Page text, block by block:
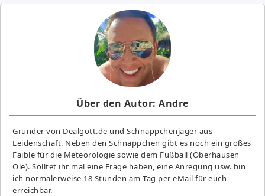
Über den Autor: Andre
Gründer von Dealgott.de und Schnäppchenjäger aus
Leidenschaft. Neben den Schnäppchen gibt es noch ein großes
Fai­ble für die Meteorologie sowie dem Fußball (Oberhausen
Ole). Solltet ihr mal eine Frage haben, eine Anregung usw. bin
ich normalerweise 18 Stunden am Tag per eMail für euch
erreichbar.